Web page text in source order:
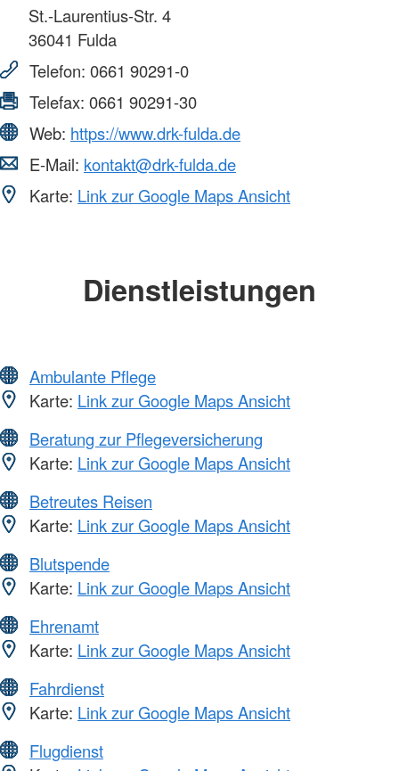
St.-Laurentius-Str. 4
36041 Fulda
Telefon: 0661 90291-0
Telefax: 0661 90291-30
Web: https://www.drk-fulda.de
E-Mail: kontakt@drk-fulda.de
Karte: Link zur Google Maps Ansicht
Dienstleistungen
Ambulante Pflege
Karte: Link zur Google Maps Ansicht
Beratung zur Pflegeversicherung
Karte: Link zur Google Maps Ansicht
Betreutes Reisen
Karte: Link zur Google Maps Ansicht
Blutspende
Karte: Link zur Google Maps Ansicht
Ehrenamt
Karte: Link zur Google Maps Ansicht
Fahrdienst
Karte: Link zur Google Maps Ansicht
Flugdienst